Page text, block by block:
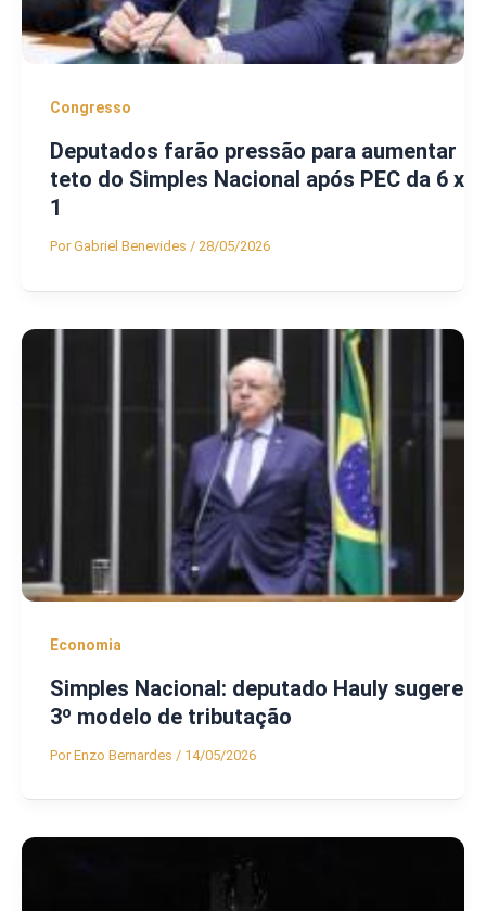
Congresso
Deputados farão pressão para aumentar
teto do Simples Nacional após PEC da 6 x
1
PorGabriel Benevides / 28/05/2026
Economia
Simples Nacional: deputado Hauly sugere
3º modelo de tributação
PorEnzo Bernardes / 14/05/2026